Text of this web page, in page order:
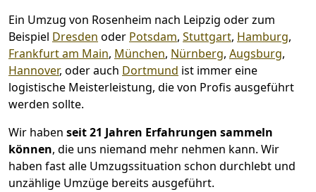
Ein Umzug von Rosenheim nach Leipzig oder zum
Beispiel Dresden oder Potsdam, Stuttgart, Hamburg,
Frankfurt am Main, München, Nürnberg, Augsburg,
Hannover, oder auch Dortmund ist immer eine
logistische Meisterleistung, die von Profis ausgeführt
werden sollte.
Wir haben seit21 Jahren Erfahrungen sammeln
können, die uns niemand mehr nehmen kann. Wir
haben fast alle Umzugssituation schon durchlebt und
unzählige Umzüge bereits ausgeführt.